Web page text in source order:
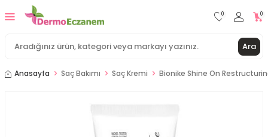
Ara
0 0
Anasayfa Saç Bakımı Saç Kremi Bionike Shine On